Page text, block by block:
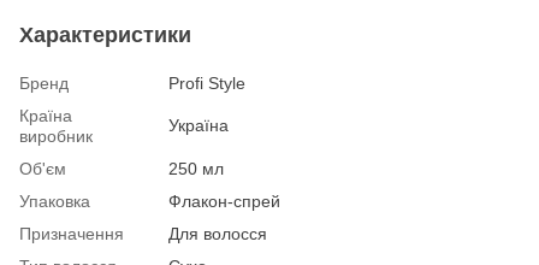
Характеристики
Бренд
Profi Style
Країна
виробник
Україна
Об'єм
250 мл
Упаковка
Флакон-спрей
Призначення
Для волосся